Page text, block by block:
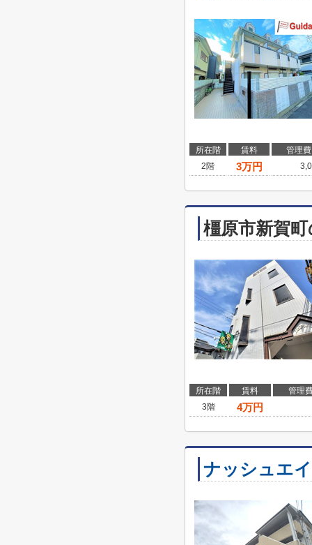
所在階 賃料
管理
2階
3万円
橿原市新賀
所在階 賃料
管理
3階
4万円
ナッシュエ